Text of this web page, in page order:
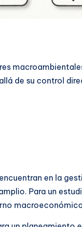
de su control
en la
Para un